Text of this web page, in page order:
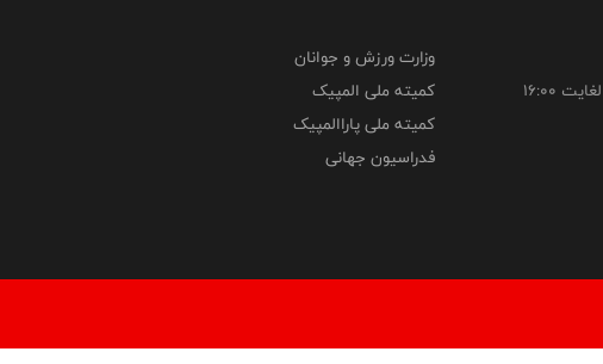
وزارت ورزش و جوانان
کمیته ملی المپیک
کمیته ملی پاراالمپیک
فدراسیون جهانی